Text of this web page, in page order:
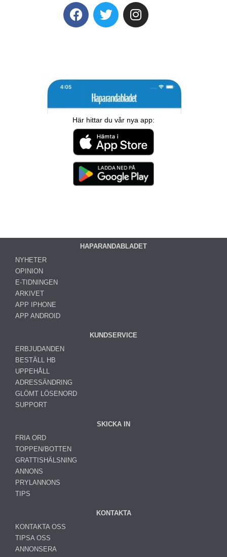
Här hittar du vår nya app:
HAPARANDABLADET
NYHETER
OPINION
E-TIDNINGEN
ARKIVET
APP IPHONE
APP ANDROID
KUNDSERVICE
ERBJUDANDEN
BESTÄLL HB
UPPEHÅLL
ADRESSÄNDRING
GLÖMT LÖSENORD
SUPPORT
SKICKA IN
FRIA ORD
TOPPEN/BOTTEN
GRATTISHÄLSNING
ANNONS
PRYLANNONS
TIPS
KONTAKTA
KONTAKTA OSS
TIPSA OSS
ANNONSERA